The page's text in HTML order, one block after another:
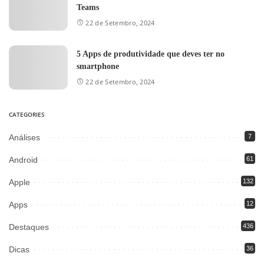
Teams
22 de Setembro, 2024
5 Apps de produtividade que deves ter no
smartphone
22 de Setembro, 2024
CATEGORIES
Análises 7
Android 61
Apple 132
Apps 12
Destaques 436
Dicas 36